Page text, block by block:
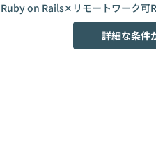
Ruby on Rails✕リモートワーク可
詳細な条件